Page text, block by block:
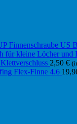
Finnenschraube US
2,50 €
Flex-Finne 4.6